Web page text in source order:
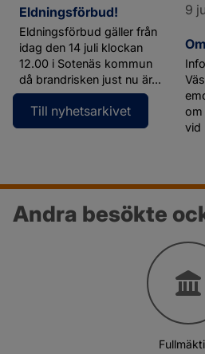
Eldningsförbud!
Eldningsförbud gäller från
idag den 14 juli klockan
12.00 i Sotenäs kommun
då brandrisken just nu är...
Till nyhetsarkivet
9
om
vid
Andra besökte